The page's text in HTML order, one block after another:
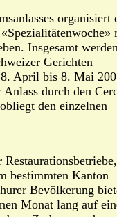
organisiert
Insgesamt
Gerichten
April bis 8. Mai
durch den
den einzelnen
bestimmten Kanton
Bevölkerung
Monat lang auf